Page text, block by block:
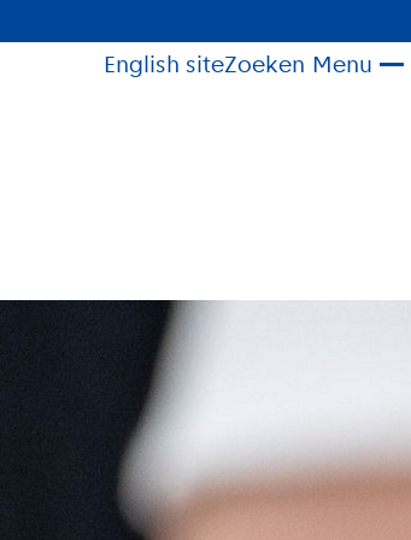
English siteZoeken Menu